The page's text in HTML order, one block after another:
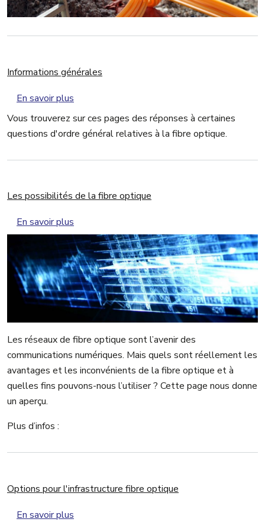
Informations générales
En savoir plus
Vous trouverez sur ces pages des réponses à certaines
questions d'ordre général relatives à la fibre optique.
Les possibilités de la fibre optique
En savoir plus
Les réseaux de fibre optique sont l’avenir des
communications numériques. Mais quels sont réellement les
avantages et les inconvénients de la fibre optique et à
quelles fins pouvons-nous l’utiliser ? Cette page nous donne
un aperçu.
Plus d’infos :
Options pour l'infrastructure fibre optique
En savoir plus